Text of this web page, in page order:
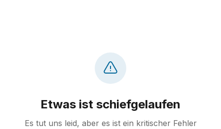
Etwas ist schiefgelaufen
Es tut uns leid, aber es ist ein kritischer Fehler